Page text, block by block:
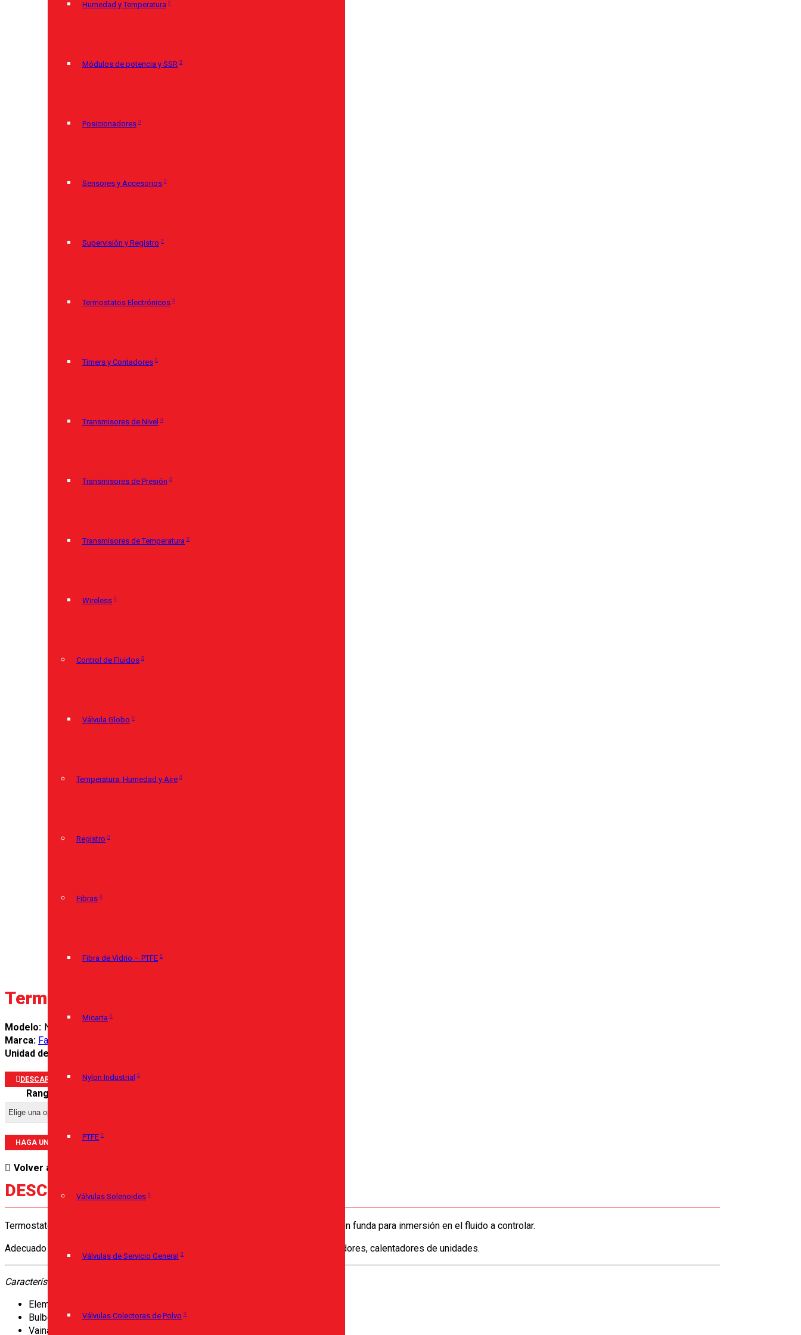
Humedad y Temperatura
Módulos de potencia y SSR
Posicionadores
Sensores y Accesorios
Supervisión y Registro
Termostatos Electrónicos
Timers y Contadores
Transmisores de Nivel
Transmisores de Presión
Transmisores de Temperatura
Wireless
Control de Fluidos
Válvula Globo
Temperatura, Humedad y Aire
Registro
Fibras
Fibra de Vidrio – PTFE
Micarta
Nylon Industrial
PTFE
Válvulas Solenoides
Válvulas de Servicio General
Válvulas Colectoras de Polvo
Termostato de Inmersión C03
N/D
Marca: Fantini Cosmi
Unidad de venta:
DESCARGAR PORTAFOLIO
Rango
HAGA UNA PREGUNTA SOBRE ESTE PRODUCTO
Volver a:
DESCRIPCIÓN
Termostatos de control para montaje directo en tubería, suministrados de serie con funda para inmersión en el fluido a controlar.
Adecuado para calderas, sistemas de calefacción, bombas de circulación, quemadores, calentadores de unidades.
Características generales:
Elemento sensible con membrana de acero inoxidable.
Bulbo y capilar de cobre.
Vaina de cobre con conexión Gc 1/2 PN10.